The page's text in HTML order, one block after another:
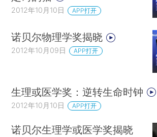
2012年10月10日 APP打开
诺贝尔物理学奖揭晓
2012年10月09日 APP打开
生理或医学奖：逆转生命时钟
2012年10月10日 APP打开
诺贝尔生理学或医学奖揭晓